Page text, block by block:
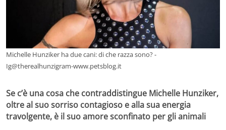
Michelle Hunziker ha due cani: di che razza sono? -
Ig@therealhunzigram-www.petsblog.it
Se c’è una cosa che contraddistingue Michelle Hunziker,
oltre al suo sorriso contagioso e alla sua energia
travolgente, è il suo amore sconfinato per gli animali